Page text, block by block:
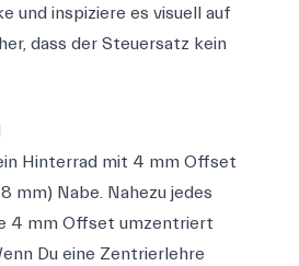
und inspiziere es visuell auf
dass der Steuersatz kein
Hinterrad mit 4 mm Offset
mm) Nabe. Nahezu jedes
4 mm Offset umzentriert
Du eine Zentrierlehre